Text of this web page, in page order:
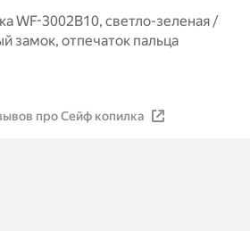
WF-3002B10, светло-зеленая /
замок, отпечаток пальца
про Сейф копилка